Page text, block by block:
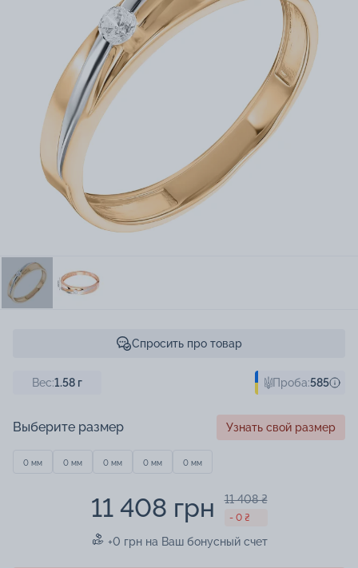
Спросить про товар
Вес:1.58 г Проба:585
Выберите размер Узнать свой размер
0 мм 0 мм 0 мм 0 мм 0 мм
11 408 грн 11 408 ₴
- 0 ₴
+0 грн на Ваш бонусный счет